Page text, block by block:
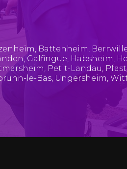
, Battenheim,
, Galfingue, Habsheim,
, Petit-Landau,
le-Bas, Ungersheim,